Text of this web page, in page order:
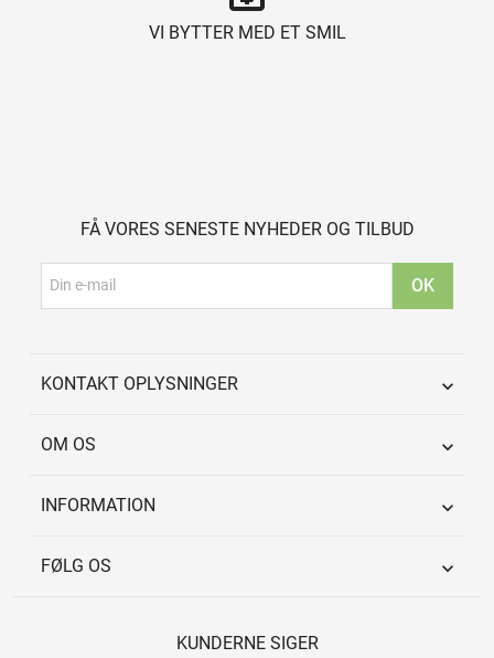
VI BYTTER MED ET SMIL
FÅ VORES SENESTE NYHEDER OG TILBUD
KONTAKT OPLYSNINGER 
OM OS 
INFORMATION 
FØLG OS 
KUNDERNE SIGER